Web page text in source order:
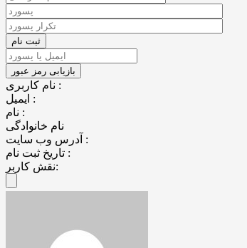
نام کاربری :
ایمیل :
نام :
نام خانوادگی
آدرس وب سایت :
تاریخ ثبت نام :
نقش کاربر: